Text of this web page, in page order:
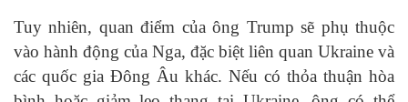
Tuy nhiên, quan điểm của ông Trump sẽ phụ thuộc
vào hành động của Nga, đặc biệt liên quan Ukraine và
các quốc gia Đông Âu khác. Nếu có thỏa thuận hòa